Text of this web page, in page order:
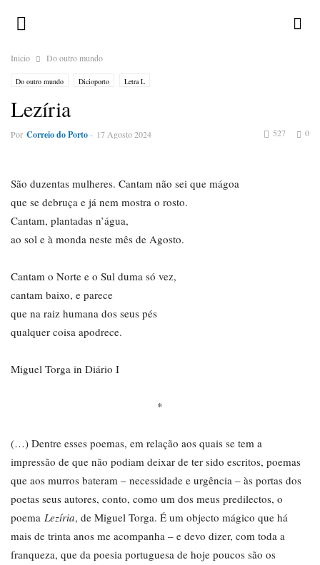
Inicio Do outro mundo
Do outro mundo Dicioporto Letra L
Lezíria
Por Correio do Porto- 17 Agosto 2024 0
527
São duzentas mulheres. Cantam não sei que mágoa
que se debruça e já nem mostra o rosto.
Cantam, plantadas n’água,
ao sol e à monda neste mês de Agosto.
Cantam o Norte e o Sul duma só vez,
cantam baixo, e parece
que na raiz humana dos seus pés
qualquer coisa apodrece.
Miguel Torga in Diário I
*
(…) Dentre esses poemas, em relação aos quais se tem a
impressão de que não podiam deixar de ter sido escritos, poemas
que aos murros bateram – necessidade e urgência – às portas dos
poetas seus autores, conto, como um dos meus predilectos, o
poema Lezíria, de Miguel Torga. É um objecto mágico que há
mais de trinta anos me acompanha – e devo dizer, com toda a
franqueza, que da poesia portuguesa de hoje poucos são os